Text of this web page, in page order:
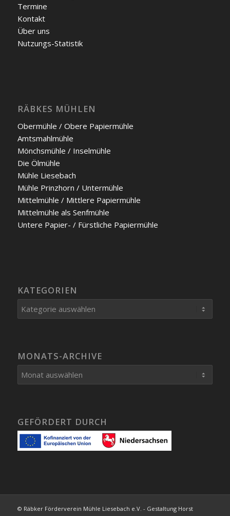
Ter­mi­ne
Kon­takt
Über uns
Nut­zungs-Sta­tis­tik
RÄBKES MÜHLEN
Ober­müh­le / Obe­re Papier­müh­le
Amts­mahl­müh­le
Mönchs­müh­le / Insel­müh­le
Die Ölmüh­le
Müh­le Liesebach
Müh­le Prinz­horn / Unter­müh­le
Mit­tel­müh­le / Mitt­le­re Papier­müh­le
Mit­tel­müh­le als Senf­mühle
Unte­re Papier- / Fürst­li­che Papier­müh­le
KATEGORIEN
Kategorien
MONATS-ARCHIVE
GEFÖRDERT DURCH
© Räbker Förderverein Mühle Liesebach e.V. - Gestaltung Horst